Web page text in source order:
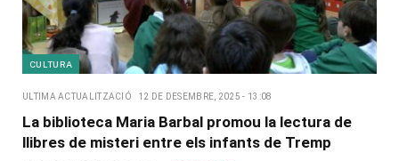
CULTURA
ULTIMA ACTUALITZACIÓ 12 DE DESEMBRE, 2025 - 13:08
La biblioteca Maria Barbal promou la lectura de
llibres de misteri entre els infants de Tremp